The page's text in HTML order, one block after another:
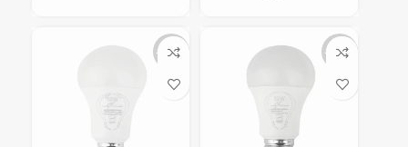
ناموجود ناموجود